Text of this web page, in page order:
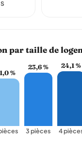
par taille de
%
23,6 %
3 pièces
24,1 %
4